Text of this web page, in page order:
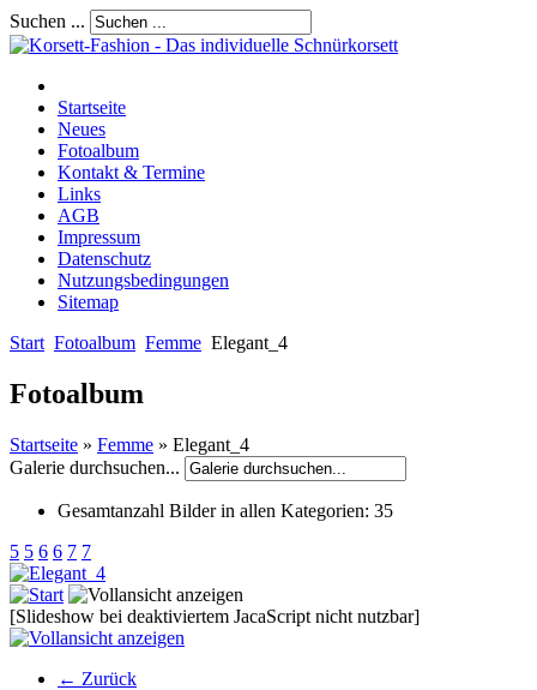
Suchen ...
Startseite
Neues
Fotoalbum
Kontakt & Termine
Links
AGB
Impressum
Datenschutz
Nutzungsbedingungen
Sitemap
Start Fotoalbum Femme Elegant_4
Fotoalbum
Startseite » Femme » Elegant_4
Galerie durchsuchen...
Gesamtanzahl Bilder in allen Kategorien: 35
5 5 6 6 7 7
[Slideshow bei deaktiviertem JacaScript nicht nutzbar]
← Zurück